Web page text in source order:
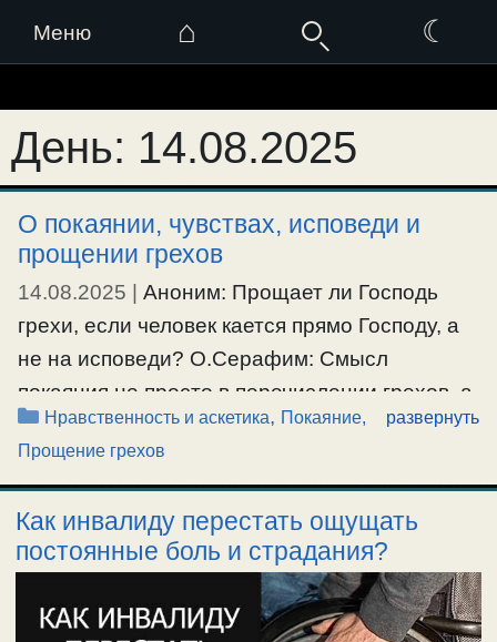
Меню ⌂ ☾
к
содержимому
День: 14.08.2025
О покаянии, чувствах, исповеди и
прощении грехов
14.08.2025 | Аноним: Прощает ли Господь
грехи, если человек кается прямо Господу, а
не на исповеди? О.Серафим: Смысл
покаяния не просто в перечислении грехов, а
в сокрушенном настрое духа, и решимости
человека на изменение своей жизни, своего
настроя духа. Это изменение должно
состоять в том, что человек должен оставить
явные грехи, и начать менять настрой своего
Рубрики
Нравственность и аскетика, Покаяние,
Прощение грехов
развернуть
Как инвалиду перестать ощущать
постоянные боль и страдания?